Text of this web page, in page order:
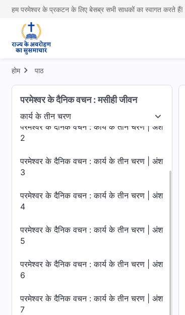
हम परमेश्वर के प्रकटन के लिए बेसब्र सभी साधकों का स्वागत करते हैं!
होम पाठ
परमेश्वर के दैनिक वचन : मसीही जीवन
कार्य के तीन चरण
कार्य के तीन चरण परमेश्वर का प्रकटन और कार्य
परमेश्वर के दैनिक वचन : कार्य के तीन चरण | अंश
1
परमेश्वर के दैनिक वचन : कार्य के तीन चरण | अंश
2
परमेश्वर के दैनिक वचन : कार्य के तीन चरण | अंश
3
परमेश्वर के दैनिक वचन : कार्य के तीन चरण | अंश
4
परमेश्वर के दैनिक वचन : कार्य के तीन चरण | अंश
5
परमेश्वर के दैनिक वचन : कार्य के तीन चरण | अंश
6
परमेश्वर के दैनिक वचन : कार्य के तीन चरण | अंश
7